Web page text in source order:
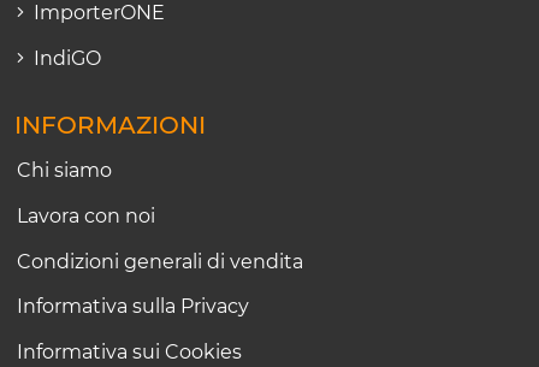
ImporterONE
IndiGO
INFORMAZIONI
Chi siamo
Lavora con noi
Condizioni generali di vendita
Informativa sulla Privacy
Informativa sui Cookies